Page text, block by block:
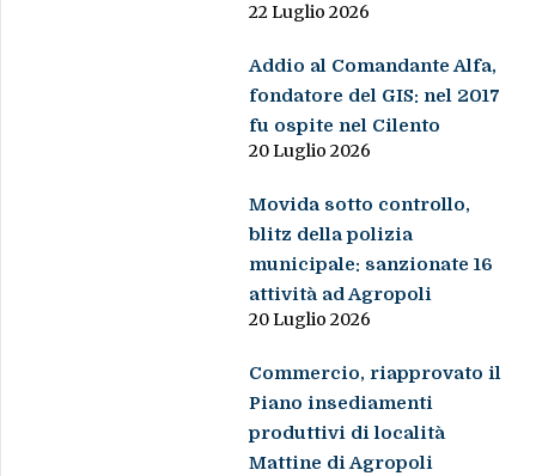
22 Luglio 2026
Addio al Comandante Alfa,
fondatore del GIS: nel 2017
fu ospite nel Cilento
20 Luglio 2026
Movida sotto controllo,
blitz della polizia
municipale: sanzionate 16
attività ad Agropoli
20 Luglio 2026
Commercio, riapprovato il
Piano insediamenti
produttivi di località
Mattine di Agropoli